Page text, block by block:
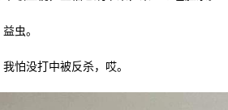
虫。
怕没打中被反杀，哎。